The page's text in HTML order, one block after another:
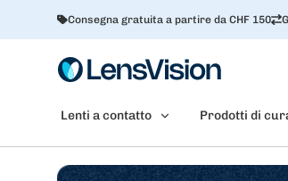
Consegna gratuita a partire da CHF 150
Lenti a contatto Prodotti di